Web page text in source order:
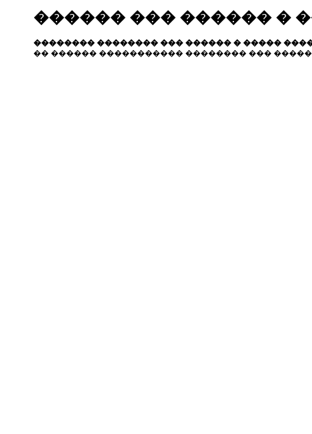
������ ��� ������ �
�������� �������� ��� ������ � �����
�� ������ ����������� �������� ���